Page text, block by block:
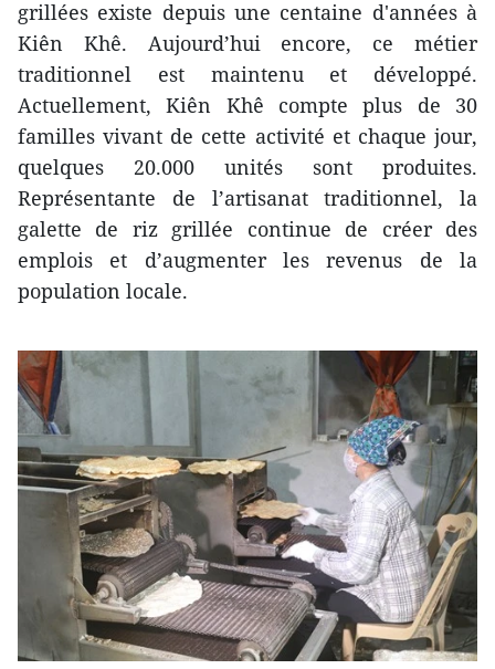
grillées existe depuis une centaine d'années à
Kiên Khê. Aujourd’hui encore, ce métier
traditionnel est maintenu et développé.
Actuellement, Kiên Khê compte plus de 30
familles vivant de cette activité et chaque jour,
quelques 20.000 unités sont produites.
Représentante de l’artisanat traditionnel, la
galette de riz grillée continue de créer des
emplois et d’augmenter les revenus de la
population locale.